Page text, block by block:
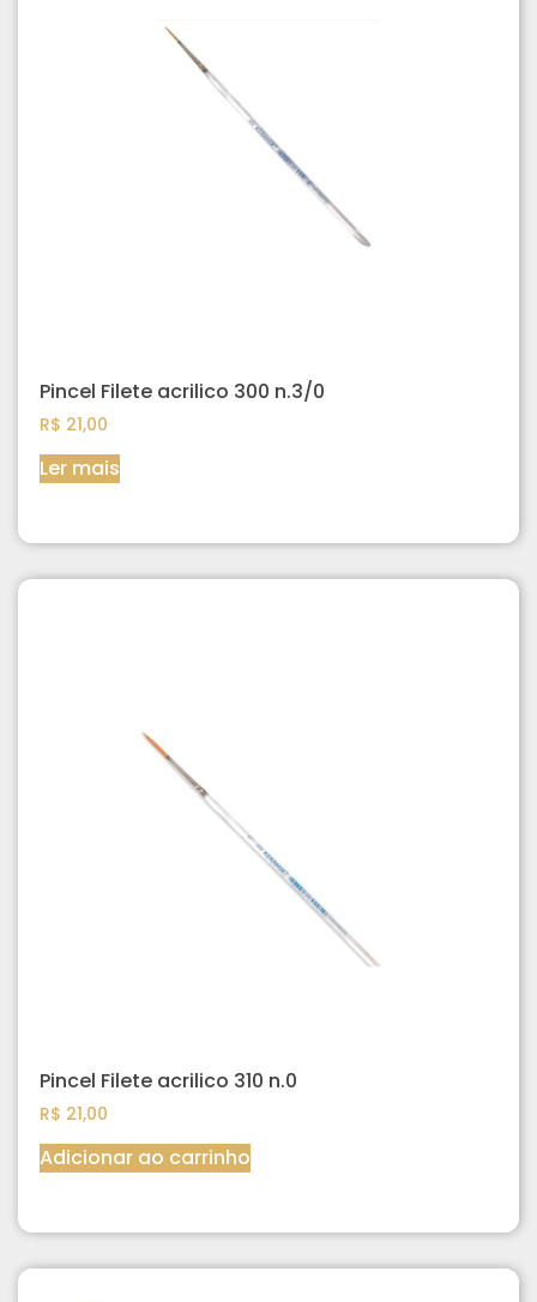
Pincel Filete acrilico 300 n.3/0
R$ 21,00
Ler mais
Pincel Filete acrilico 310 n.0
R$ 21,00
Adicionar ao carrinho